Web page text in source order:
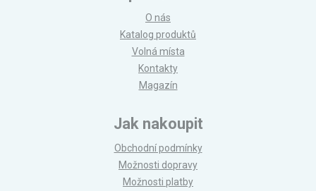
O nás
Katalog produktů
Volná místa
Kontakty
Magazín
Jak nakoupit
Obchodní podmínky
Možnosti dopravy
Možnosti platby